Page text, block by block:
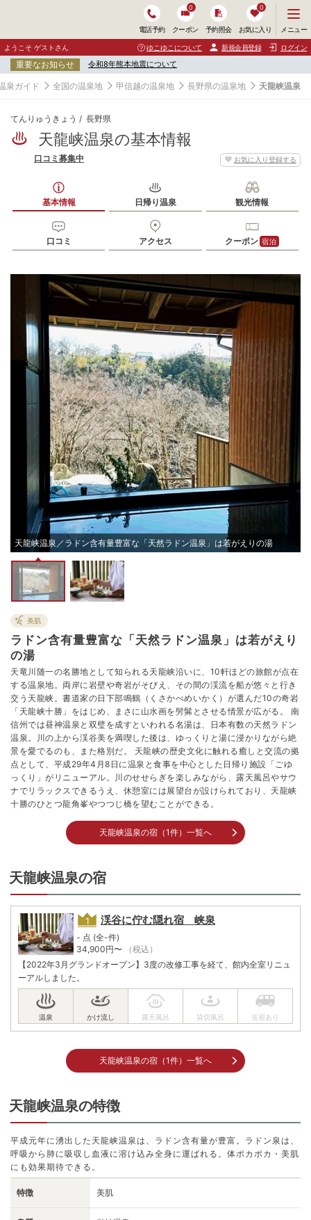
電話予約 クーポン
0
予約照会 お気に入り
0
ニ
ュ
ー
開
く
メニュー
ようこそ ゲストさん ゆこゆこについて 新規会員登録 ログイン
重要なお知らせ 令和8年熊本地震について
泉ガイド 全国の温泉地 甲信越の温泉地 長野県の温泉地 天龍峡温泉
てんりゅうきょう 長野県
天龍峡温泉の基本情報
お気に入り登録する
口コミ募集中
基本情報 日帰り温泉 観光情報
口コミ アクセス クーポン 宿泊
天龍峡温泉／ラドン含有量豊富な「天然ラドン温泉」は若がえりの湯
美肌
ラドン含有量豊富な「天然ラドン温泉」は若がえり
の湯
天竜川随一の名勝地として知られる天龍峡沿いに、10軒ほどの旅館が点在
する温泉地。両岸に岩壁や奇岩がそびえ、その間の渓流を船が悠々と行き
交う天龍峡。書道家の日下部鳴鶴（くさかべめいかく）が選んだ10の奇岩
「天龍峡十勝」をはじめ、まさに山水画を髣髴とさせる情景が広がる。 南
信州では昼神温泉と双璧を成すといわれる名湯は、日本有数の天然ラドン
温泉。川の上から渓谷美を満喫した後は、ゆっくりと湯に浸かりながら絶
景を愛でるのも、また格別だ。 天龍峡の歴史文化に触れる癒しと交流の拠
点として、平成29年4月8日に温泉と食事を中心とした日帰り施設「ごゆ
っくり」がリニューアル。川のせせらぎを楽しみながら、露天風呂やサウ
ナでリラックスできるうえ、休憩室には展望台が設けられており、天龍峡
十勝のひとつ龍角峯やつつじ橋を望むことができる。
天龍峡温泉の宿（1件）一覧へ
天龍峡温泉の宿
渓谷に佇む隠れ宿 峡泉
- 点 (全-件)
34,900円〜
（税込）
【2022年3月グランドオープン】3度の改修工事を経て、館内全室リニュ
ーアルしました。
天龍峡温泉の宿（1件）一覧へ
天龍峡温泉の特徴
平成元年に湧出した天龍峡温泉は、ラドン含有量が豊富。ラドン泉は、
呼吸から肺に吸収し血液に溶け込み全身に運ばれる。体ポカポカ・美肌
にも効果期待できる。
特徴 美肌